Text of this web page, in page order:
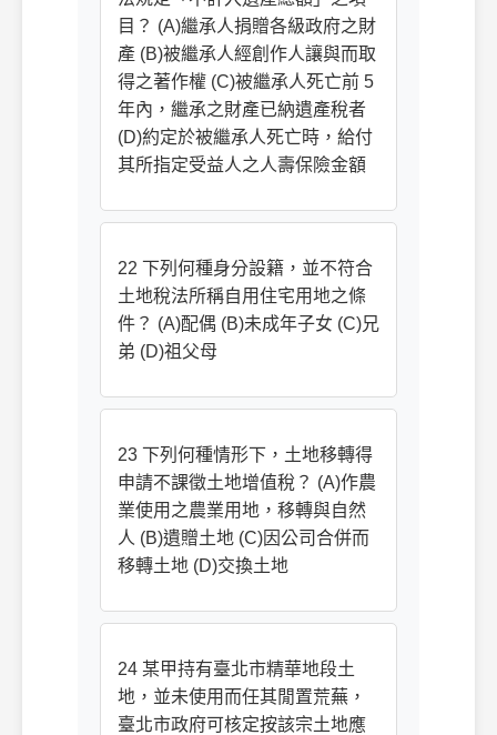
目？ (A)繼承人捐贈各級政府之財
產 (B)被繼承人經創作人讓與而取
得之著作權 (C)被繼承人死亡前 5
年內，繼承之財產已納遺產稅者
(D)約定於被繼承人死亡時，給付
其所指定受益人之人壽保險金額
22 下列何種身分設籍，並不符合
土地稅法所稱自用住宅用地之條
件？ (A)配偶 (B)未成年子女 (C)兄
弟 (D)祖父母
23 下列何種情形下，土地移轉得
申請不課徵土地增值稅？ (A)作農
業使用之農業用地，移轉與自然
人 (B)遺贈土地 (C)因公司合併而
移轉土地 (D)交換土地
24 某甲持有臺北市精華地段土
地，並未使用而任其閒置荒蕪，
臺北市政府可核定按該宗土地應